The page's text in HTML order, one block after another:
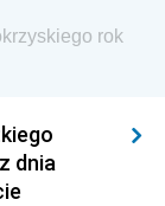
rok
dnia